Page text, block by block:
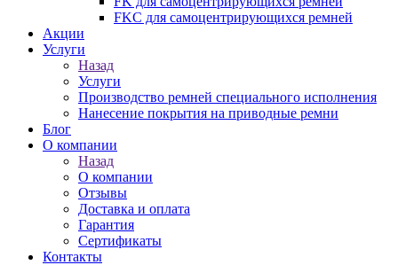
FKC для самоцентрирующихся ремней
Акции
Услуги
Назад
Услуги
Производство ремней специального исполнения
Нанесение покрытия на приводные ремни
Блог
О компании
Назад
О компании
Отзывы
Доставка и оплата
Гарантия
Сертификаты
Контакты